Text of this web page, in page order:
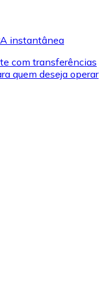
instantânea
com transferências
quem deseja operar